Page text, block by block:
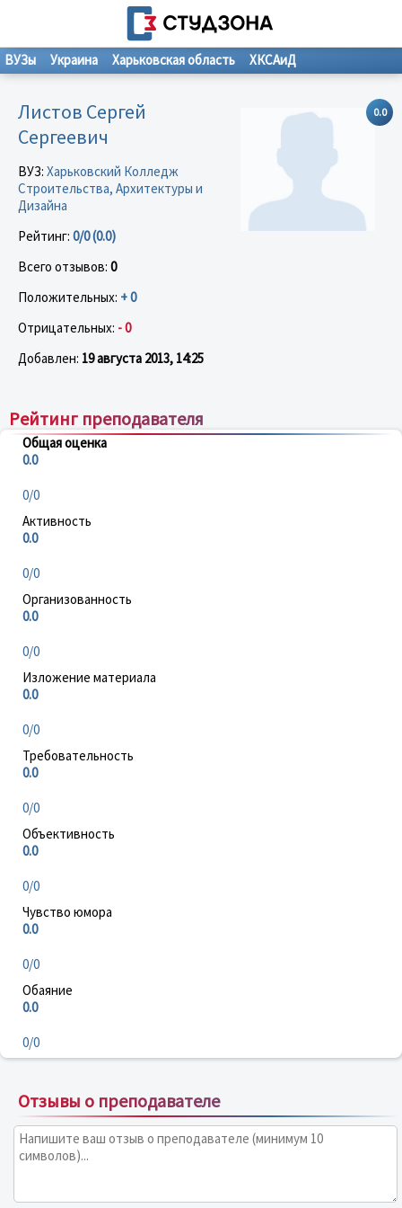
ВУЗы Украина Харьковская область ХКСАиД
0.0
Листов Сергей
Сергеевич
ВУЗ: Харьковский Колледж
Строительства, Архитектуры и
Дизайна
Рейтинг: 0/0 (0.0)
Всего отзывов: 0
Положительных: + 0
Отрицательных: - 0
Добавлен: 19 августа 2013, 14:25
Рейтинг преподавателя
Общая оценка
0.0
0/0
Активность
0.0
0/0
Организованность
0.0
0/0
Изложение материала
0.0
0/0
Требовательность
0.0
0/0
Объективность
0.0
0/0
Чувство юмора
0.0
0/0
Обаяние
0.0
0/0
Отзывы о преподавателе